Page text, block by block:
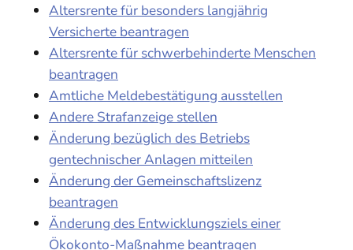
Altersrente für besonders langjährig
Versicherte beantragen
Altersrente für schwerbehinderte Menschen
beantragen
Amtliche Meldebestätigung ausstellen
Andere Strafanzeige stellen
Änderung bezüglich des Betriebs
gentechnischer Anlagen mitteilen
Änderung der Gemeinschaftslizenz
beantragen
Änderung des Entwicklungsziels einer
Ökokonto-Maßnahme beantragen